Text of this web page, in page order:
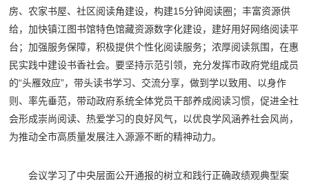
房、农家书屋、社区阅读角建设，构建15分钟阅读圈；丰富资源供
给，加快镇江图书馆特色馆藏资源数字化建设，建好用好网络阅读平
台；加强服务保障，积极提供个性化阅读服务；浓厚阅读氛围，在惠
民实践中建设书香社会。要坚持示范引领，充分发挥市政府党组成员
的“头雁效应”，带头读书学习、交流分享，做到学以致用、以身作
则、率先垂范，带动政府系统全体党员干部养成阅读习惯，促进全社
会形成崇尚阅读、热爱学习的良好风气，以优良学风涵养社会风尚，
为推动全市高质量发展注入源源不断的精神动力。
会议学习了中央层面公开通报的树立和践行正确政绩观典型案